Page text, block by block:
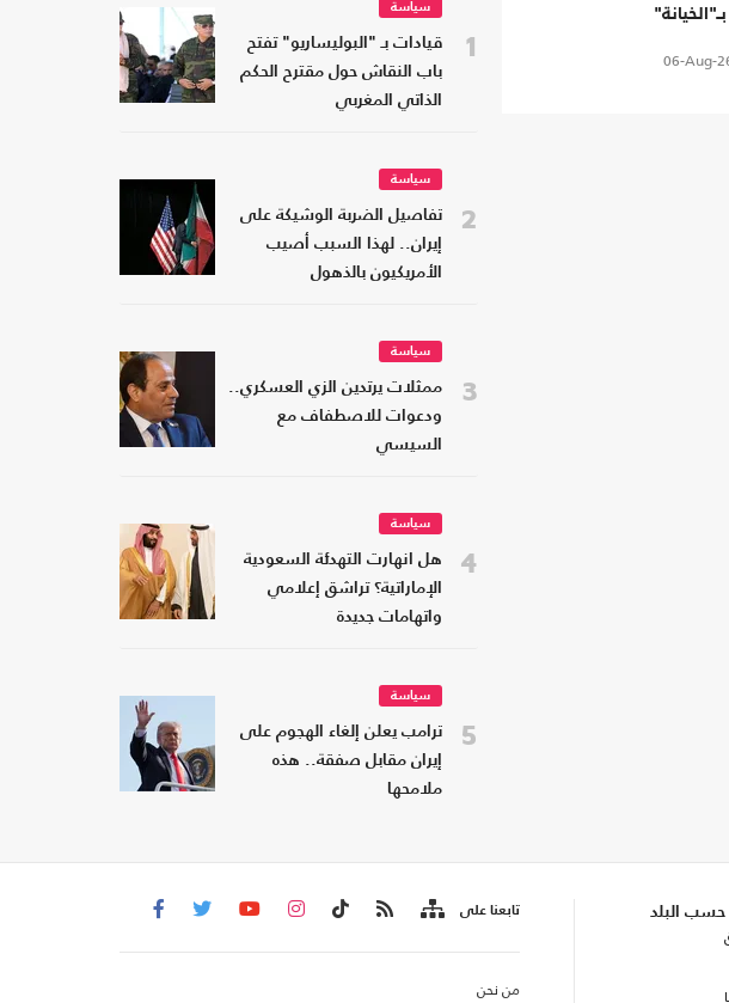
06-Aug-
1
سياسة
قيادات بـ "البوليساريو" تفتح
باب النقاش حول مقترح الحكم
الذاتي المغربي
2
سياسة
تفاصيل الضربة الوشيكة على
إيران.. لهذا السبب أصيب
الأمريكيون بالذهول
3
سياسة
ممثلات يرتدين الزي العسكري..
ودعوات للاصطفاف مع
السيسي
4
سياسة
هل انهارت التهدئة السعودية
الإماراتية؟ تراشق إعلامي
واتهامات جديدة
5
سياسة
ترامب يعلن إلغاء الهجوم على
إيران مقابل صفقة.. هذه
ملامحها
حسب البلد تابعنا على
من نحن